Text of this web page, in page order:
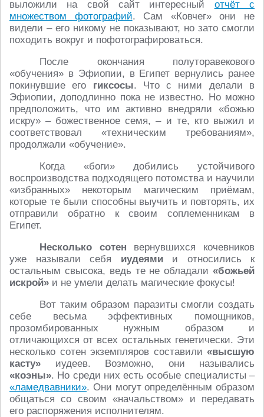
выложили на свой сайт интересный отчёт с
множеством фотографий. Сам «Ковчег» они не
видели – его никому не показывают, но зато смогли
походить вокруг и пофотографироваться.
После окончания полуторавекового
«обучения» в Эфиопии, в Египет вернулись ранее
покинувшие его гиксосы. Что с ними делали в
Эфиопии, доподлинно пока не известно. Но можно
предположить, что им активно внедряли «божью
искру» – божественное семя, – и те, кто выжил и
соответствовал «техническим требованиям»,
продолжали «обучение».
Когда «боги» добились устойчивого
воспроизводства подходящего потомства и научили
«избранных» некоторым магическим приёмам,
которые те были способны выучить и повторять, их
отправили обратно к своим соплеменникам в
Египет.
Несколько сотен вернувшихся кочевников
уже называли себя иудеямии относились к
остальным свысока, ведь те не обладали «божьей
искрой» и не умели делать магические фокусы!
Вот таким образом паразиты смогли создать
себе весьма эффективных помощников,
прозомбированных нужным образом и
отличающихся от всех остальных генетически. Эти
несколько сотен экземпляров составили «высшую
касту» иудеев. Возможно, они назывались
«коэны». Но среди них есть особые специалисты –
«ламедвавники». Они могут определённым образом
общаться со своим «начальством» и передавать
его распоряжения исполнителям.